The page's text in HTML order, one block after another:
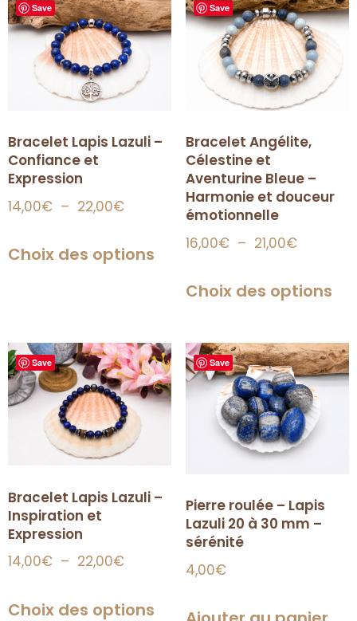
Save
Bracelet Lapis Lazuli –
Confiance et
Expression
14,00€ – 22,00€
Choix des options
Save
Bracelet Angélite,
Célestine et
Aventurine Bleue –
Harmonie et douceur
émotionnelle
16,00€ – 21,00€
Choix des options
Save
Bracelet Lapis Lazuli –
Inspiration et
Expression
14,00€ – 22,00€
Choix des options
Save
Pierre roulée – Lapis
Lazuli 20 à 30 mm –
sérénité
4,00€